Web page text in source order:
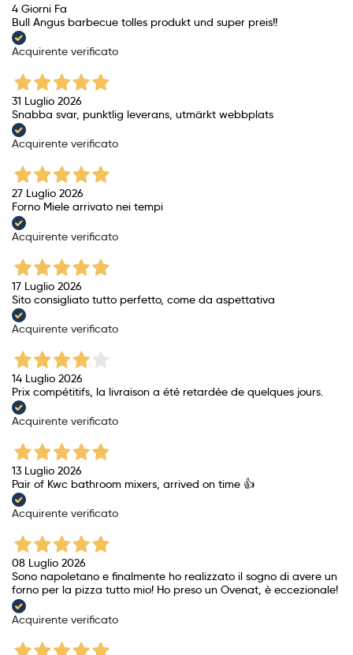
4 Giorni Fa
Bull Angus barbecue tolles produkt und super preis!!
Acquirente verificato
31 Luglio 2026
Snabba svar, punktlig leverans, utmärkt webbplats
Acquirente verificato
27 Luglio 2026
Forno Miele arrivato nei tempi
Acquirente verificato
17 Luglio 2026
Sito consigliato tutto perfetto, come da aspettativa
Acquirente verificato
14 Luglio 2026
Prix ​​compétitifs, la livraison a été retardée de quelques jours.
Acquirente verificato
13 Luglio 2026
Pair of Kwc bathroom mixers, arrived on time 👍
Acquirente verificato
08 Luglio 2026
Sono napoletano e finalmente ho realizzato il sogno di avere un
forno per la pizza tutto mio! Ho preso un Ovenat, è eccezionale!
Acquirente verificato